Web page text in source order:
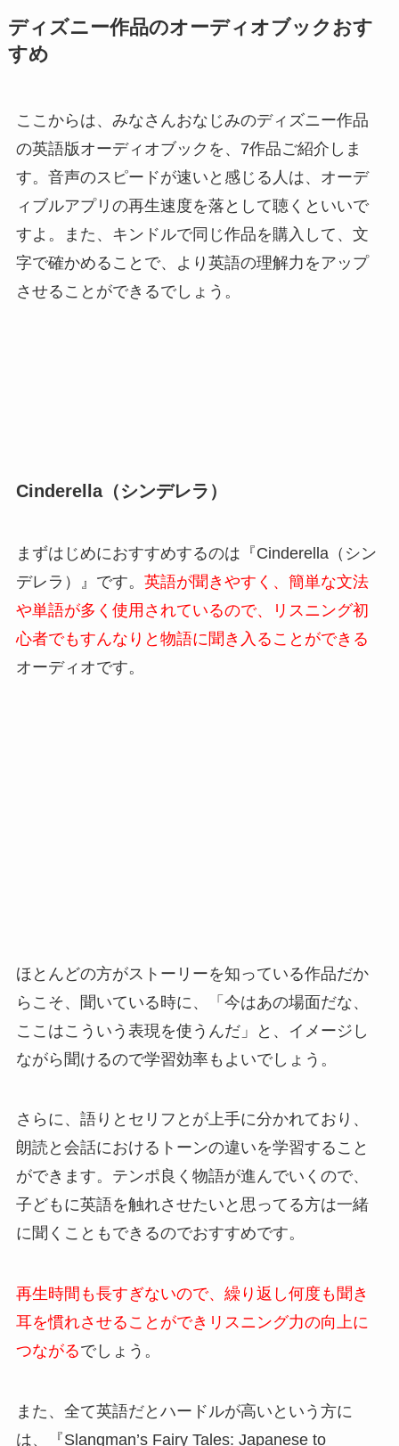
ディズニー作品のオーディオブックおす
すめ
ここからは、みなさんおなじみのディズニー作品
の英語版オーディオブックを、7作品ご紹介しま
す。音声のスピードが速いと感じる人は、オーデ
ィブルアプリの再生速度を落として聴くといいで
すよ。また、キンドルで同じ作品を購入して、文
字で確かめることで、より英語の理解力をアップ
させることができるでしょう。
Cinderella（シンデレラ）
まずはじめにおすすめするのは『Cinderella（シン
デレラ）』です。 英語が聞きやすく、簡単な文法
や単語が多く使用されているので、リスニング初
心者でもすんなりと物語に聞き入ることができる
オーディオです。
ほとんどの方がストーリーを知っている作品だか
らこそ、聞いている時に、「今はあの場面だな、
ここはこういう表現を使うんだ」と、イメージし
ながら聞けるので学習効率もよいでしょう。
さらに、語りとセリフとが上手に分かれており、
朗読と会話におけるトーンの違いを学習すること
ができます。テンポ良く物語が進んでいくので、
子どもに英語を触れさせたいと思ってる方は一緒
に聞くこともできるのでおすすめです。
再生時間も長すぎないので、繰り返し何度も聞き
耳を慣れさせることができリスニング力の向上に
つながるでしょう。
また、全て英語だとハードルが高いという方に
は、『Slangman’s Fairy Tales: Japanese to